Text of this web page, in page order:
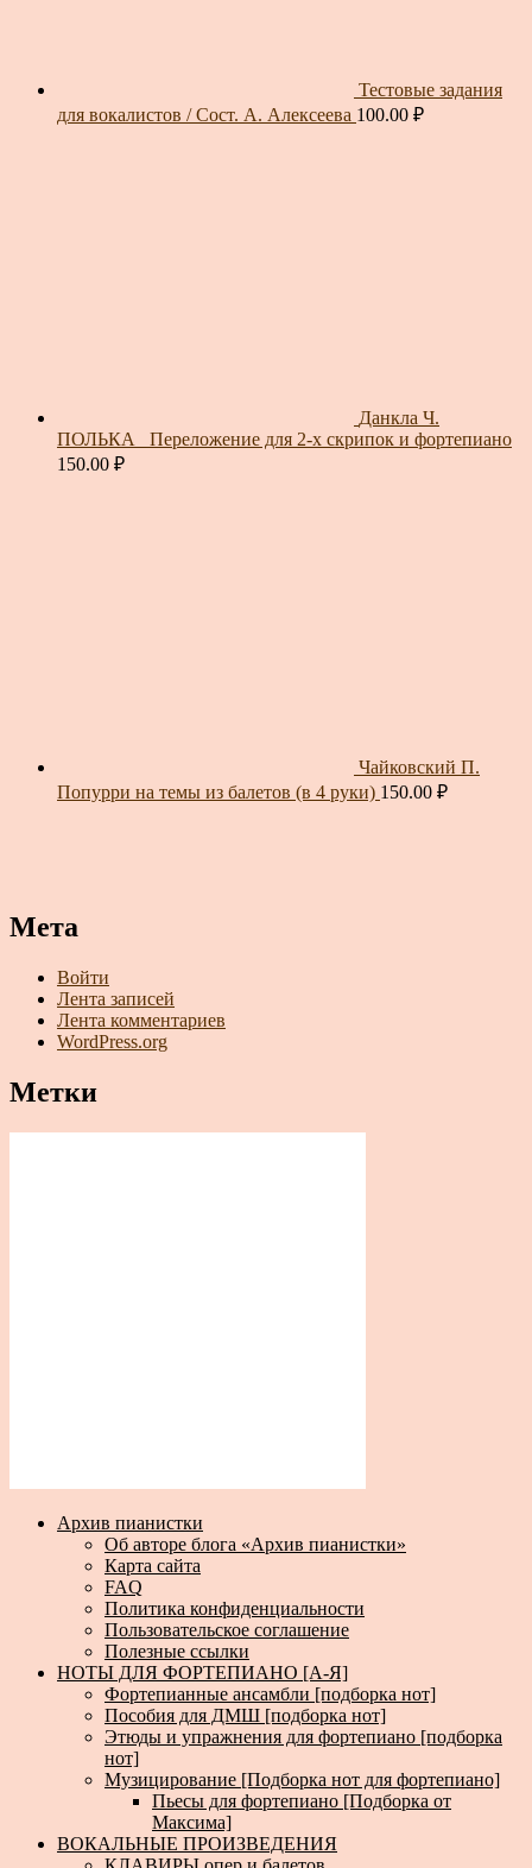
Тестовые задания
для вокалистов / Сост. А. Алексеева 100.00 ₽
Данкла Ч.
ПОЛЬКА_ Переложение для 2-х скрипок и фортепиано
150.00 ₽
Чайковский П.
Попурри на темы из балетов (в 4 руки) 150.00 ₽
Мета
Войти
Лента записей
Лента комментариев
WordPress.org
Метки
Архив пианистки
Об авторе блога «Архив пианистки»
Карта сайта
FAQ
Политика конфиденциальности
Пользовательское соглашение
Полезные ссылки
НОТЫ ДЛЯ ФОРТЕПИАНО [А-Я]
Фортепианные ансамбли [подборка нот]
Пособия для ДМШ [подборка нот]
Этюды и упражнения для фортепиано [подборка
нот]
Музицирование [Подборка нот для фортепиано]
Пьесы для фортепиано [Подборка от
Максима]
ВОКАЛЬНЫЕ ПРОИЗВЕДЕНИЯ